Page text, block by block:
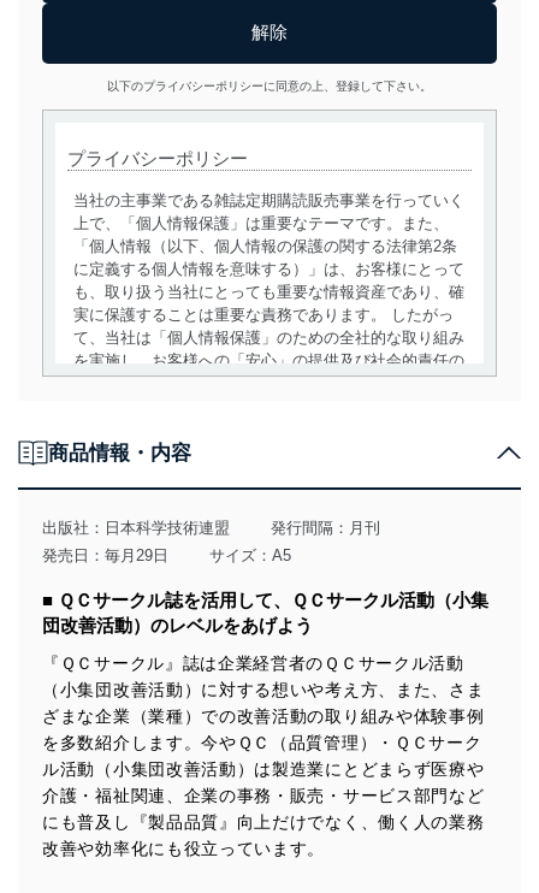
以下のプライバシーポリシーに同意の上、登録して下さい。
プライバシーポリシー
当社の主事業である雑誌定期購読販売事業を行っていく
上で、「個人情報保護」は重要なテーマです。また、
「個人情報（以下、個人情報の保護の関する法律第2条
に定義する個人情報を意味する）」は、お客様にとって
も、取り扱う当社にとっても重要な情報資産であり、確
実に保護することは重要な責務であります。 したがっ
て、当社は「個人情報保護」のための全社的な取り組み
を実施し、お客様への「安心」の提供及び社会的責任の
用目的を明確にし、本人の同意を得たうえで利用目的の
達成に必要な範囲内で適法かつ公正な手段によって取
得・利用・提供を行います。また、当社が保有している
個人情報は、同意を得ずに目的外利用、第三者への提
みを確実にするため、従業者等の教育を徹底してまいり
ます。また、目的外利用を行わないために、適切な管理
措置を講じます。
法令遵守
当社は、個人情報に関連する法令、国が定める指針及び
その他の規範を遵守します。また、当社の管理の仕組み
に、これらの法令及びその他の規範を常に適合させま
す。
個人情報の安全管理措置
商品情報・内容
出版社： 日本科学技術連盟
発行間隔：月刊
発売日：毎月29日
サイズ：A5
■ ＱＣサークル誌を活用して、ＱＣサークル活動（小集
団改善活動）のレベルをあげよう
『ＱＣサークル』誌は企業経営者のＱＣサークル活動
（小集団改善活動）に対する想いや考え方、また、さま
ざまな企業（業種）での改善活動の取り組みや体験事例
を多数紹介します。今やＱＣ（品質管理）・ＱＣサーク
ル活動（小集団改善活動）は製造業にとどまらず医療や
介護・福祉関連、企業の事務・販売・サービス部門など
にも普及し『製品品質』向上だけでなく、働く人の業務
改善や効率化にも役立っています。